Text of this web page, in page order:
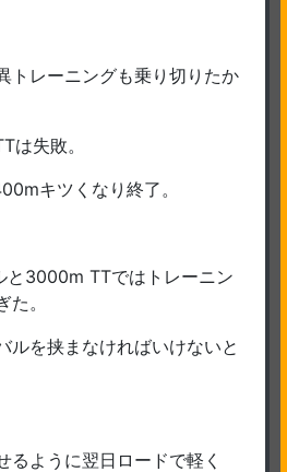
トレーニングも乗り切りたか
は失敗。
キツくなり終了。
と3000m TTではトレーニン
。
ルを挟まなければいけないと
るように翌日ロードで軽く